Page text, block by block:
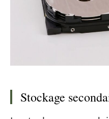
Stockage